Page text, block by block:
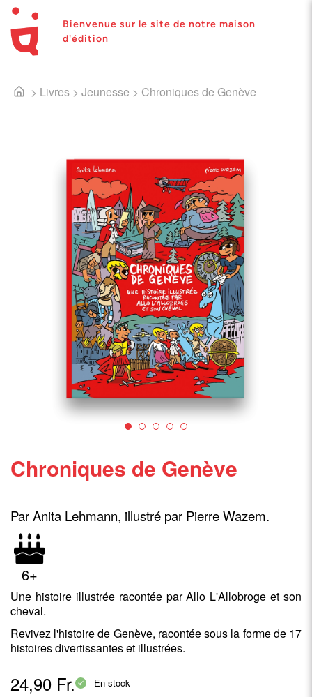
Bienvenue sur le site de notre maison
d'édition
> Livres > Jeunesse > Chroniques de Genève
Chroniques de Genève
Par Anita Lehmann, illustré par Pierre Wazem.
6+
Une histoire illustrée racontée par Allo L'Allobroge et son
cheval.
Revivez l'histoire de Genève, racontée sous la forme de 17
histoires divertissantes et illustrées.
24,90 Fr. En stock